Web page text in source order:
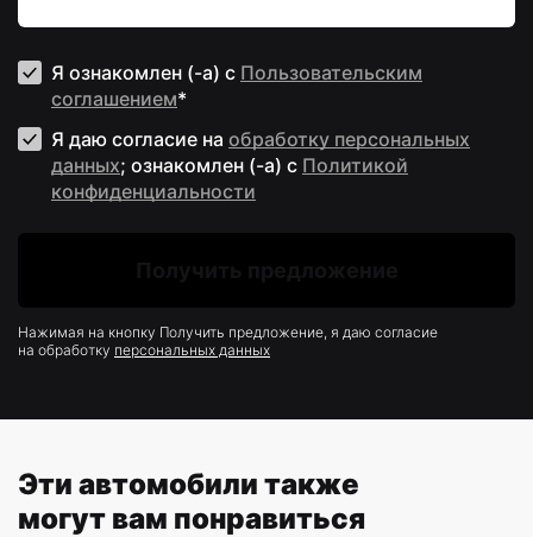
Я ознакомлен (-а) с Пользовательским
соглашением*
Я даю согласие на обработку персональных
данных; ознакомлен (-а) c Политикой
конфиденциальности
Нажимая на кнопку Получить предложение, я даю согласие
на обработку персональных данных
Эти автомобили также
могут вам понравиться